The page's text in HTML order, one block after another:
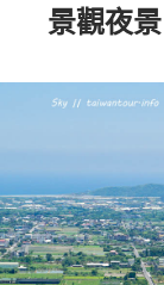
景觀夜景